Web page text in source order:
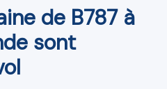
de B787 à
sont